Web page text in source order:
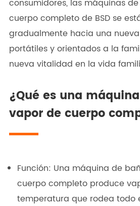
consumidores, las máquinas
cuerpo completo de BSD se
gradualmente hacia una
portátiles y orientados a la
nueva vitalidad en la vida
¿Qué es una
vapor de cuerpo
Función: Una máquina de
cuerpo completo produce
temperatura que rodea todo